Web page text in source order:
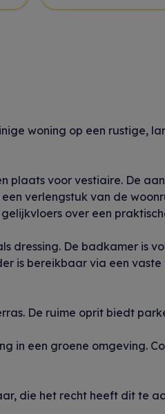
woning op een rustige,
plaats voor vestiaire. De
verlengstuk van de
over een
dressing. De badkamer is
is bereikbaar via een
De ruime oprit biedt
in een groene omgeving.
die het recht heeft dit te